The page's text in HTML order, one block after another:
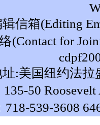
信箱(Editing
(Contact for
:美国纽约法拉
135-50
718-539-3608